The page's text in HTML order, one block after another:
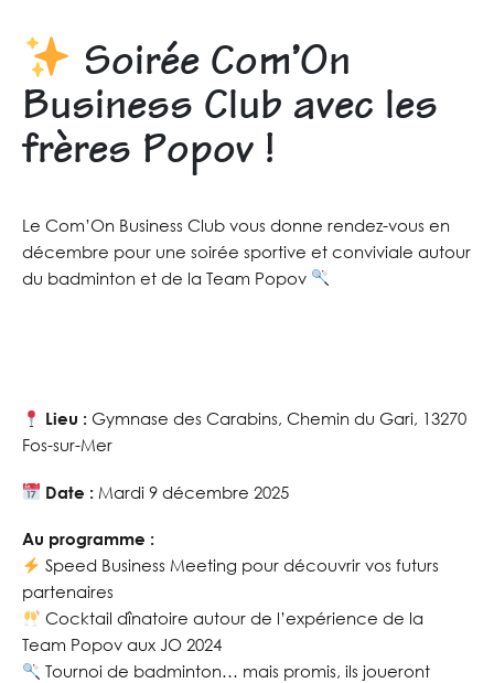
Soirée Com’On
Business Club avec les
frères Popov !
Le Com’On Business Club vous donne rendez-vous en
décembre pour une soirée sportive et conviviale autour
du badminton et de la Team Popov
Lieu :Gymnase des Carabins,Chemin du Gari, 13270
Fos-sur-Mer
Date : Mardi 9 décembre 2025
Au programme :
Speed Business Meeting pour découvrir vos futurs
partenaires
Cocktail dînatoire autour de l’expérience de la
Team Popov aux JO 2024
Tournoi de badminton… mais promis, ils joueront